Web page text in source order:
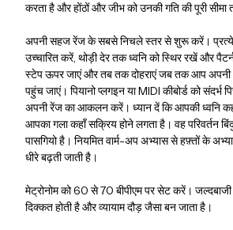
करता है और होंठों और जीभ को उनकी गति की पूरी
अपनी सहज रेंज के सबसे निचले स्तर से शुरू करें।
उच्चारित करें, थोड़ी देर तक ध्वनि को स्थिर रखें और
स्टेप ऊपर जाएं और तब तक दोहराएं जब तक आप
पहुंच जाएं। पियानो प्लगइन या MIDI कीबोर्ड को
अपनी रेंज का आकलन करें। ध्यान दें कि आपकी ध्वनि
आपका गला कहाँ सक्रिय होने लगता है। वह परिवर्तन
पासगियो है। नियमित वार्म-अप अभ्यास से हफ़्तों के
धीरे बढ़ती जाती है।
मेट्रोनोम को 60 से 70 बीपीएम पर सेट करें।
दिक्कत होती है और व्यायाम दौड़ जैसा बन जाता है।